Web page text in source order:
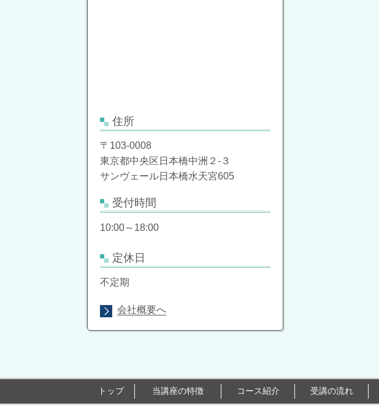
住所
〒103-0008
東京都中央区日本橋中洲２-３
サンヴェール日本橋水天宮605
受付時間
10:00～18:00
定休日
不定期
会社概要へ
トップ 当講座の特徴 コース紹介 受講の流れ